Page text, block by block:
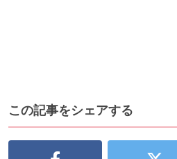
この記事をシェアする